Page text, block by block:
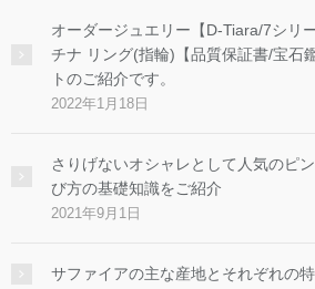
オーダージュエリー【D-Tiara/7シリ
チナ リング(指輪)【品質保証書/宝石
トのご紹介です。
2022年1月18日
さりげないオシャレとして人気のピ
び方の基礎知識をご紹介
2021年9月1日
サファイアの主な産地とそれぞれの